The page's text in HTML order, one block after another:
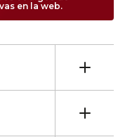
en la web.